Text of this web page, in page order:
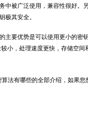
被广泛使用，兼容性很好。
极其安全。
要优势是可以使用更小的密
小，处理速度更快，存储空
法有哪些的全部介绍，如果